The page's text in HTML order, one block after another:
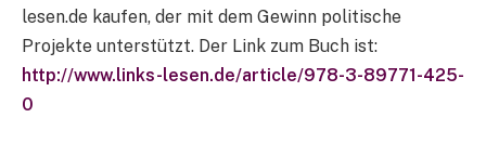
lesen.de kaufen, der mit dem Gewinn politische
Projekte unterstützt. Der Link zum Buch ist:
http://www.links-lesen.de/article/978-3-89771-425-
0